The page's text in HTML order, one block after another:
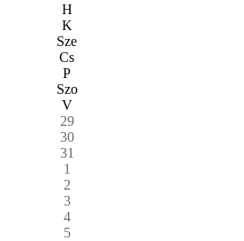
H
K
Sze
Cs
P
Szo
V
29
30
31
1
2
3
4
5